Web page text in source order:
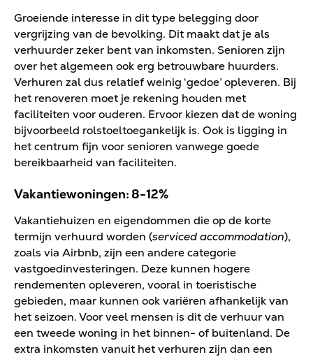
Groeiende interesse in dit type belegging door
vergrijzing van de bevolking. Dit maakt dat je als
verhuurder zeker bent van inkomsten. Senioren zijn
over het algemeen ook erg betrouwbare huurders.
Verhuren zal dus relatief weinig ‘gedoe’ opleveren. Bij
het renoveren moet je rekening houden met
faciliteiten voor ouderen. Ervoor kiezen dat de woning
bijvoorbeeld rolstoeltoegankelijk is. Ook is ligging in
het centrum fijn voor senioren vanwege goede
bereikbaarheid van faciliteiten.
Vakantiewoningen: 8-12%
Vakantiehuizen en eigendommen die op de korte
termijn verhuurd worden (serviced accommodation),
zoals via Airbnb, zijn een andere categorie
vastgoedinvesteringen. Deze kunnen hogere
rendementen opleveren, vooral in toeristische
gebieden, maar kunnen ook variëren afhankelijk van
het seizoen. Voor veel mensen is dit de verhuur van
een tweede woning in het binnen- of buitenland. De
extra inkomsten vanuit het verhuren zijn dan een